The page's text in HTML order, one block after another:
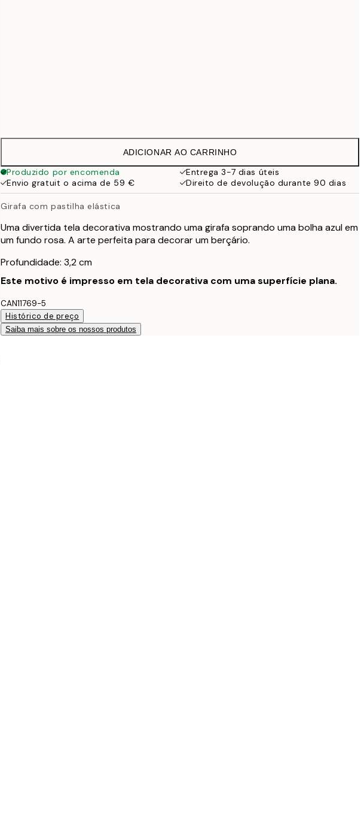
ADICIONAR AO CARRINHO
Produzido por encomenda
Entrega 3-7 dias úteis
Envio gratuit o acima de 59 €
Direito de devolução durante 90 dias
Girafa com pastilha elástica
Uma divertida tela decorativa mostrando uma girafa soprando uma bolha azul em
um fundo rosa. A arte perfeita para decorar um berçário.
Profundidade: 3,2 cm
Este motivo é impresso em tela decorativa com uma superfície plana.
CAN11769-5
Histórico de preço
Saiba mais sobre os nossos produtos